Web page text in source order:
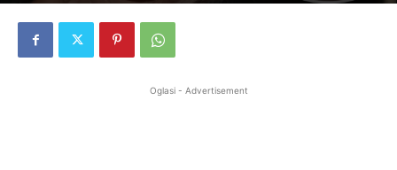
Oglasi - Advertisement